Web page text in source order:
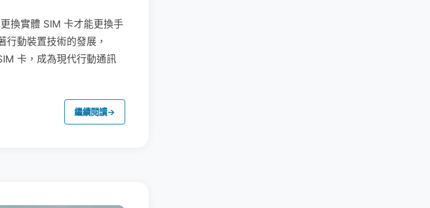
換實體 SIM 卡才能更換手
動裝置技術的發展，
卡，成為現代行動通訊
繼續閱讀→